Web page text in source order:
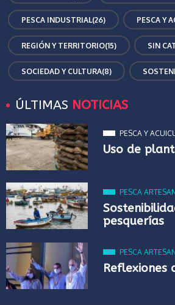
PESCA INDUSTRIAL(26) PESCA Y
REGIÓN Y TERRITORIO(15) SIN
SOCIEDAD Y CULTURA(8)
ÚLTIMAS NOTICIAS
PESCA Y
Uso de
PESCA
pesquerías
PESCA
Reflexiones